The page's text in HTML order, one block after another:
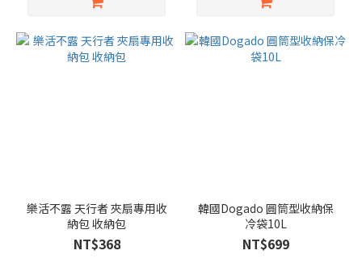
樂活不露 天行者 夾扇專用收
納包 收納包
NT$368
韓國Dogado 圓筒型收納保
冷袋10L
NT$699